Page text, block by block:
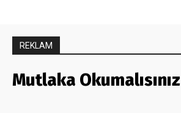
REKLAM
Mutlaka Okumalısınız